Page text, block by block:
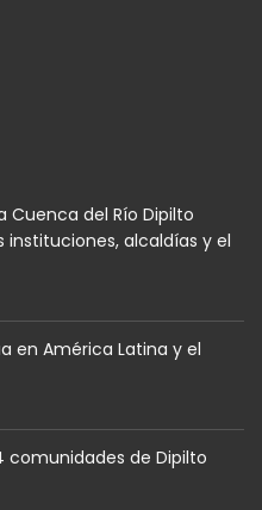
Cuenca del Río Dipilto
alcaldías y el
en América Latina y el
comunidades de Dipilto